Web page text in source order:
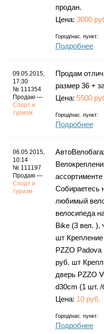
продан.
Цена: 3000
Город/нас. пункт:
Подробнее
09.05.2015,
17:30
№ 111354
Продаю —
Спорт и
туризм
Продам
размер 36 +
Цена: 5500
Город/нас. пункт:
Подробнее
06.05.2015,
10:14
№ 111197
Продаю —
Спорт и
туризм
Собираетесь
любимый
велосипеда
Bike (3 вел. ),
шт
PZZO Padova
руб. шт
дверь PZZO
d30cm (1 шт.
Цена: 10 руб.
Город/нас. пункт:
Подробнее